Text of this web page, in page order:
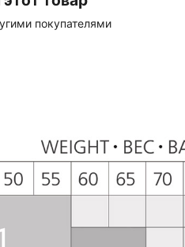
покупателями